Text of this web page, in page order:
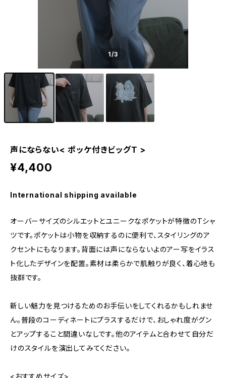
1/3
声にならない< ポッケ付きビッグT >
¥4,400
International shipping available
オーバーサイズのシルエットとユニークなポケットが特徴のTシャ
ツです。ポケットは小物を収納するのに便利で、スタイリングのア
クセントにもなります。背面には声にならないよのアー写をイラス
ト化したデザインを配置。素材は柔らかで肌触りが良く、着心地も
抜群です。
新しい魅力を見つけるためのお手伝いをしてくれるかもしれませ
ん。普段のコーディネートにプラスするだけで、おしゃれ度がグン
とアップすること間違いなしです。他のアイテムと合わせて自分だ
けのスタイルを演出してみてください。
<おすすめサイズ>